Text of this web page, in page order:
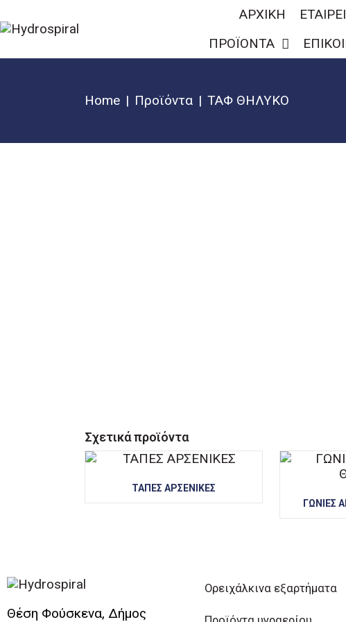
ΑΡΧΙΚΗ
ΠΡΟΪΟΝΤΑ
Home Προϊόντα ΤΑΦ ΘΗΛΥΚΟ
Σχετικά προϊόντα
ΤΑΠΕΣ ΑΡΣΕΝΙΚΕΣ
ΓΩΝΙΕΣ
Θέση Φούσκενα, Δήμος
Ορειχάλκινα εξαρτήματα